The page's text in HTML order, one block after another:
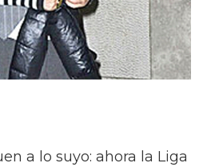
a lo suyo: ahora la Liga